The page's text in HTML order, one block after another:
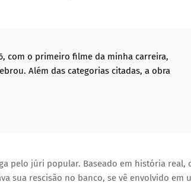
com o primeiro filme da minha carreira,
Além das categorias citadas, a obra
pelo júri popular. Baseado em história real,
sua rescisão no banco, se vê envolvido em